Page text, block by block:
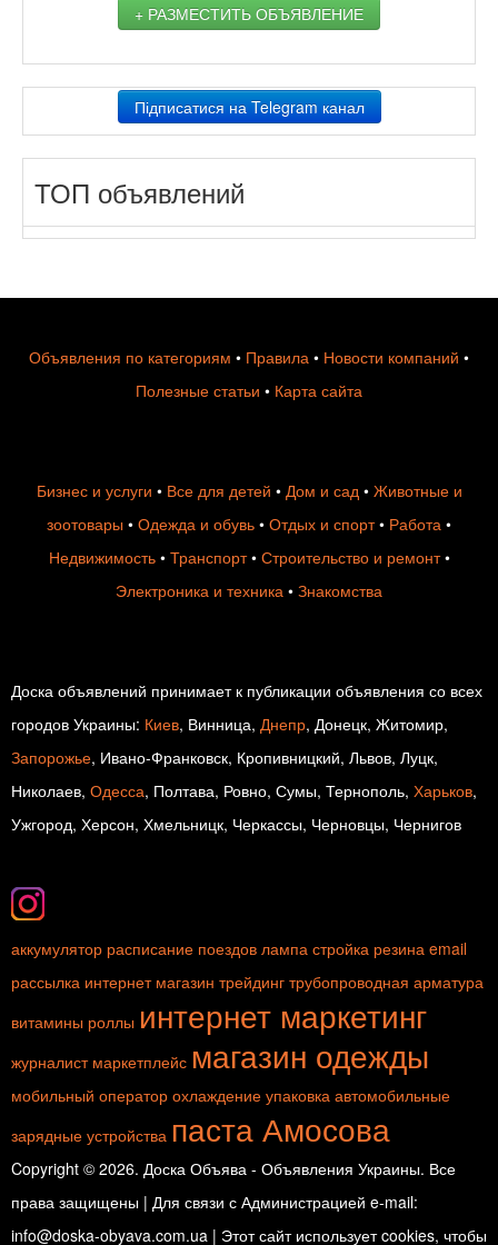
+ РАЗМЕСТИТЬ ОБЪЯВЛЕНИЕ
Підписатися на Telegram канал
ТОП объявлений
Объявления по категориям • Правила • Новости компаний •
Полезные статьи • Карта сайта
Бизнес и услуги • Все для детей • Дом и сад• Животные и
зоотовары • Одежда и обувь • Отдых и спорт• Работа •
Недвижимость• Транспорт• Строительство и ремонт•
Электроника и техника • Знакомства
Доска объявлений принимает к публикации объявления со всех
городов Украины: Киев, Винница, Днепр, Донецк, Житомир,
Запорожье, Ивано-Франковск, Кропивницкий, Львов, Луцк,
Николаев, Одесса, Полтава, Ровно, Сумы, Тернополь, Харьков,
Ужгород, Херсон, Хмельницк, Черкассы, Черновцы, Чернигов
аккумулятор расписание поездов лампа стройка резина email
рассылка интернет магазин трейдинг трубопроводная арматура
витамины роллы интернет маркетинг
журналист маркетплейс магазин одежды
мобильный оператор охлаждение упаковка автомобильные
зарядные устройства паста Амосова
Copyright © 2026. Доска Объява - Объявления Украины. Все
права защищены | Для связи с Администрацией e-mail:
info@doska-obyava.com.ua | Этот сайт использует cookies, чтобы